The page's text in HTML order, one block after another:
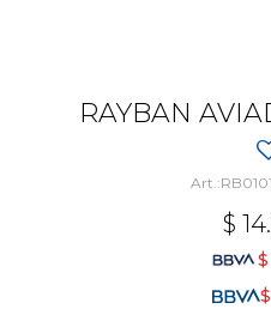
RAYBAN
$
$
$